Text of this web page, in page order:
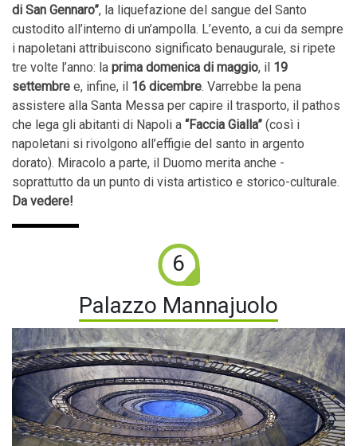
di San Gennaro”, la liquefazione del sangue del Santo
custodito all’interno di un’ampolla. L’evento, a cui da sempre
i napoletani attribuiscono significato benaugurale, si ripete
tre volte l’anno: la prima domenica di maggio, il 19
settembre e, infine, il 16 dicembre. Varrebbe la pena
assistere alla Santa Messa per capire il trasporto, il pathos
che lega gli abitanti di Napoli a “Faccia Gialla” (così i
napoletani si rivolgono all’effigie del santo in argento
dorato). Miracolo a parte, il Duomo merita anche ­
soprattutto­ da un punto di vista artistico e storico­-culturale.
Da vedere!
6
Palazzo Mannajuolo